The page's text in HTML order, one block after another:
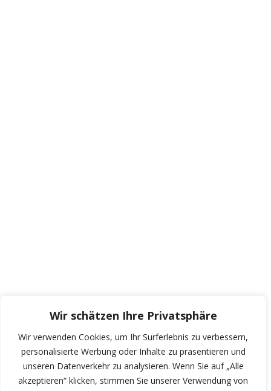
Wir schätzen Ihre Privatsphäre
Wir verwenden Cookies, um Ihr Surferlebnis zu verbessern,
personalisierte Werbung oder Inhalte zu präsentieren und
unseren Datenverkehr zu analysieren. Wenn Sie auf „Alle
akzeptieren“ klicken, stimmen Sie unserer Verwendung von